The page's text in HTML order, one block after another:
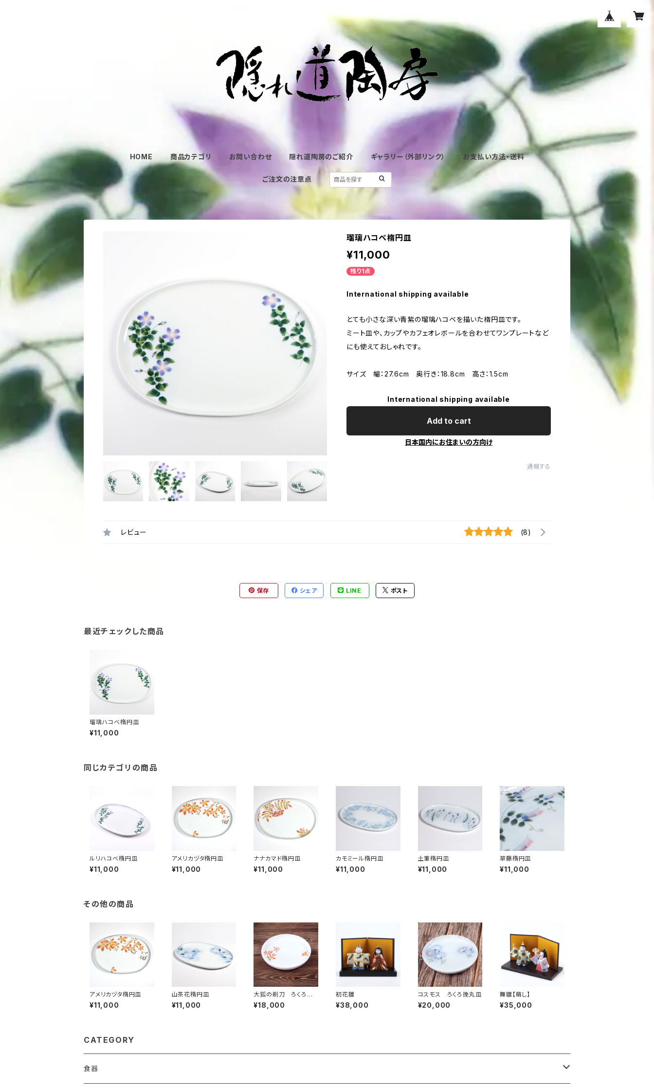
HOME 商品カテゴリ お問い合わせ 隠れ道陶房のご紹介 ギャラリー（外部リンク） お支払い方法・送料
ご注文の注意点
瑠璃ハコベ楕円皿
¥11,000
残り1点
International shipping available
とても小さな深い青紫の瑠璃ハコベを描いた楕円皿です。
ミート皿や、カップやカフェオレボールを合わせてワンプレートなど
にも使えておしゃれです。
サイズ 幅：27.6cm 奥行き：18.8cm 高さ：1.5cm
International shipping available
Add to cart
日本国内にお住まいの方向け
通報する
レビュー (8)
保存 シェア LINE ポスト
最近チェックした商品
瑠璃ハコベ楕円皿
¥11,000
同じカテゴリの商品
ルリハコベ楕円皿
¥11,000
アメリカヅタ楕円皿
¥11,000
ナナカマド楕円皿
¥11,000
カモミール楕円皿
¥11,000
土筆楕円皿
¥11,000
草藤楕円皿
¥11,000
その他の商品
アメリカヅタ楕円皿
¥11,000
山茶花楕円皿
¥11,000
大狐の剃刀 ろくろ挽
丸皿
¥18,000
初花雛
¥38,000
コスモス ろくろ挽丸皿
¥20,000
舞雛【萌し】
¥35,000
CATEGORY
食器